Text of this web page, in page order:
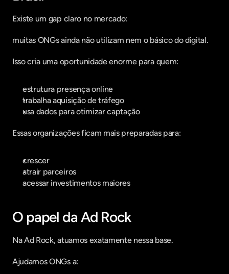
Existe um gap claro no mercado:
muitas ONGs ainda não utilizam nem o básico do digital.
Isso cria uma oportunidade enorme para quem:
estrutura presença online
trabalha aquisição de tráfego
usa dados para otimizar captação
Essas organizações ficam mais preparadas para:
crescer
atrair parceiros
acessar investimentos maiores
O papel da Ad Rock
Na Ad Rock, atuamos exatamente nessa base.
Ajudamos ONGs a: